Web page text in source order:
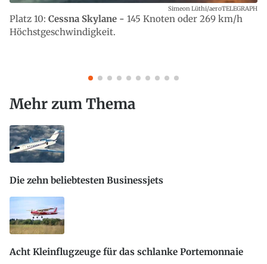
Platz 10: Cessna Skylane - 145 Knoten oder 269 km/h
Höchstgeschwindigkeit.
Simeon Lüthi/aeroTELEGRAPH
Mehr zum Thema
Die zehn beliebtesten Businessjets
Acht Kleinflugzeuge für das schlanke Portemonnaie